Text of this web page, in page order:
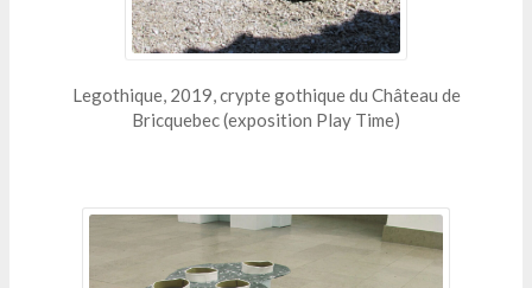
Legothique, 2019, crypte gothique du Château de
Bricquebec (exposition Play Time)